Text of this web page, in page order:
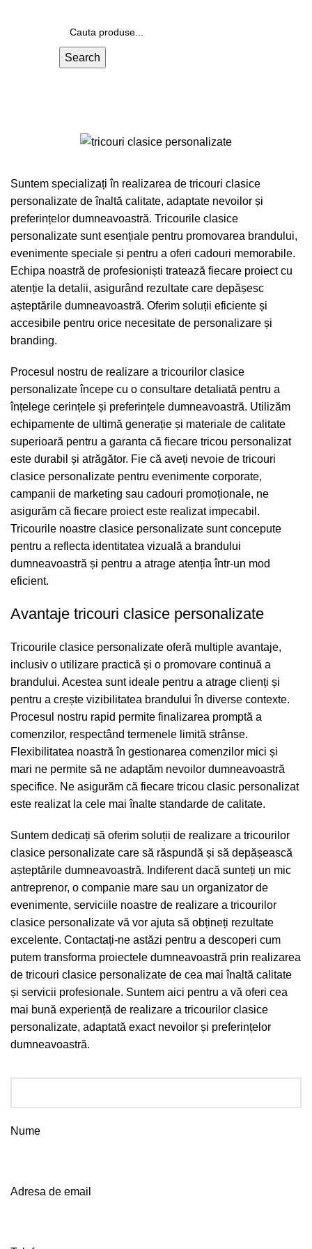
Search
Suntem specializați în realizarea de tricouri clasice
personalizate de înaltă calitate, adaptate nevoilor și
preferințelor dumneavoastră. Tricourile clasice
personalizate sunt esențiale pentru promovarea brandului,
evenimente speciale și pentru a oferi cadouri memorabile.
Echipa noastră de profesioniști tratează fiecare proiect cu
atenție la detalii, asigurând rezultate care depășesc
așteptările dumneavoastră. Oferim soluții eficiente și
accesibile pentru orice necesitate de personalizare și
branding.
Procesul nostru de realizare a tricourilor clasice
personalizate începe cu o consultare detaliată pentru a
înțelege cerințele și preferințele dumneavoastră. Utilizăm
echipamente de ultimă generație și materiale de calitate
superioară pentru a garanta că fiecare tricou personalizat
este durabil și atrăgător. Fie că aveți nevoie de tricouri
clasice personalizate pentru evenimente corporate,
campanii de marketing sau cadouri promoționale, ne
asigurăm că fiecare proiect este realizat impecabil.
Tricourile noastre clasice personalizate sunt concepute
pentru a reflecta identitatea vizuală a brandului
dumneavoastră și pentru a atrage atenția într-un mod
eficient.
Avantaje tricouri clasice personalizate
Tricourile clasice personalizate oferă multiple avantaje,
inclusiv o utilizare practică și o promovare continuă a
brandului. Acestea sunt ideale pentru a atrage clienți și
pentru a crește vizibilitatea brandului în diverse contexte.
Procesul nostru rapid permite finalizarea promptă a
comenzilor, respectând termenele limită strânse.
Flexibilitatea noastră în gestionarea comenzilor mici și
mari ne permite să ne adaptăm nevoilor dumneavoastră
specifice. Ne asigurăm că fiecare tricou clasic personalizat
este realizat la cele mai înalte standarde de calitate.
Suntem dedicați să oferim soluții de realizare a tricourilor
clasice personalizate care să răspundă și să depășească
așteptările dumneavoastră. Indiferent dacă sunteți un mic
antreprenor, o companie mare sau un organizator de
evenimente, serviciile noastre de realizare a tricourilor
clasice personalizate vă vor ajuta să obțineți rezultate
excelente. Contactați-ne astăzi pentru a descoperi cum
putem transforma proiectele dumneavoastră prin realizarea
de tricouri clasice personalizate de cea mai înaltă calitate
și servicii profesionale. Suntem aici pentru a vă oferi cea
mai bună experiență de realizare a tricourilor clasice
personalizate, adaptată exact nevoilor și preferințelor
dumneavoastră.
Nume
Adresa de email